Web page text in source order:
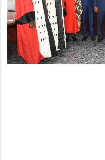
RENTREE
TRIBUNAUX 2023
GALERIE ART